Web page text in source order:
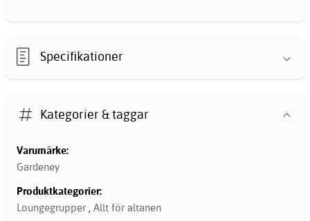
Specifikationer
Kategorier & taggar
Varumärke:
Gardeney
Produktkategorier:
Loungegrupper , Allt för altanen